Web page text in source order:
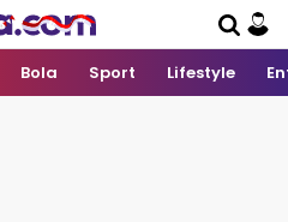
Bola Sport Lifestyle